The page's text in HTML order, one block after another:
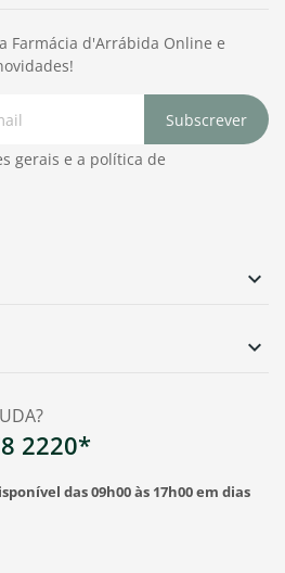
2220*
das 09h00 às 17h00 em dias


Farmácia d'Arrábida Online e
Subscrever
gerais e a política de